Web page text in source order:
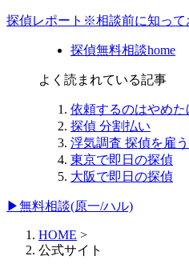
探偵レポート※相談前に知って
探偵無料相談home
よく読まれている記事
依頼するのはやめ
探偵 分割払い
浮気調査 探偵を雇
東京で即日の探偵
大阪で即日の探偵
▶無料相談(原一/ハル)
HOME >
公式サイト